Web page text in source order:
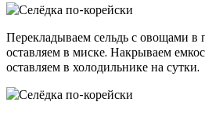
Перекладываем сельдь с овощами в
оставляем в миске. Накрываем
оставляем в холодильнике на сутки.